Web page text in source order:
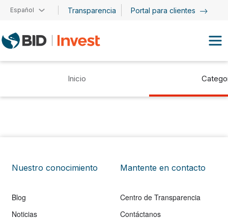
Pasar al contenido principal
Español Transparencia Portal para clientes
Inicio
Nuestro conocimiento
Blog
Noticias
Mantente en contacto
Centro de Transparencia
Contáctanos